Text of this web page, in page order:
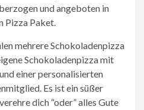
und angeboten in
Pizza Paket.
mehrere Schokoladenpizza
Schokoladenpizza mit
einer personalisierten
Es ist ein süßer
dich “oder” alles Gute